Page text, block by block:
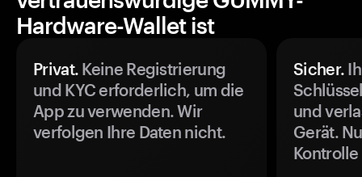
Hardware-Wallet ist
Privat. Keine Registrierung
und KYC erforderlich, um die
App zu verwenden. Wir
verfolgen Ihre Daten nicht.
Sicher.
und
Gerät.